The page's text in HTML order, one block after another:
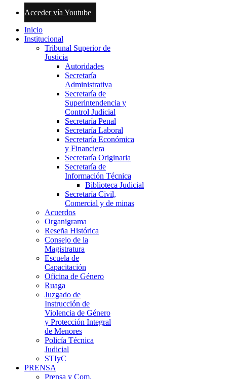
Acceder vía Youtube
Inicio
Institucional
Tribunal Superior de
Justicia
Autoridades
Secretaría
Administrativa
Secretaría de
Superintendencia y
Control Judicial
Secretaría Penal
Secretaría Laboral
Secretaría Económica
y Financiera
Secretaría Originaria
Secretaría de
Información Técnica
Biblioteca Judicial
Secretaría Civil,
Comercial y de minas
Acuerdos
Organigrama
Reseña Histórica
Consejo de la
Magistratura
Escuela de
Capacitación
Oficina de Género
Ruaga
Juzgado de
Instrucción de
Violencia de Género
y Protección Integral
de Menores
Policía Técnica
Judicial
STIyC
PRENSA
Prensa y Com.